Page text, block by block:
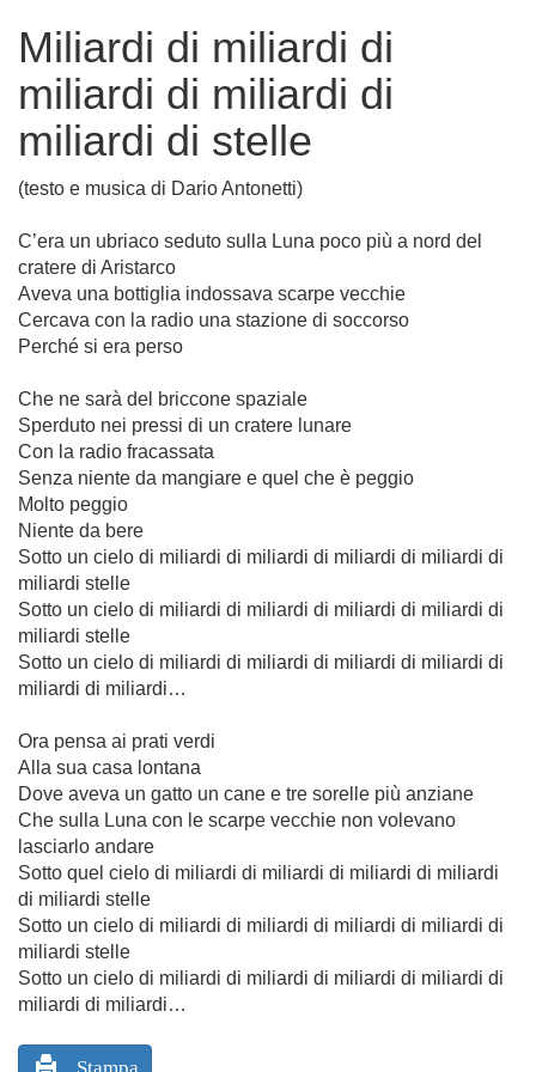
Miliardi di miliardi di
miliardi di miliardi di
miliardi di stelle
(testo e musica di Dario Antonetti)
C’era un ubriaco seduto sulla Luna poco più a nord del
cratere di Aristarco
Aveva una bottiglia indossava scarpe vecchie
Cercava con la radio una stazione di soccorso
Perché si era perso
Che ne sarà del briccone spaziale
Sperduto nei pressi di un cratere lunare
Con la radio fracassata
Senza niente da mangiare e quel che è peggio
Molto peggio
Niente da bere
Sotto un cielo di miliardi di miliardi di miliardi di miliardi di
miliardi stelle
Sotto un cielo di miliardi di miliardi di miliardi di miliardi di
miliardi stelle
Sotto un cielo di miliardi di miliardi di miliardi di miliardi di
miliardi di miliardi…
Ora pensa ai prati verdi
Alla sua casa lontana
Dove aveva un gatto un cane e tre sorelle più anziane
Che sulla Luna con le scarpe vecchie non volevano
lasciarlo andare
Sotto quel cielo di miliardi di miliardi di miliardi di miliardi
di miliardi stelle
Sotto un cielo di miliardi di miliardi di miliardi di miliardi di
miliardi stelle
Sotto un cielo di miliardi di miliardi di miliardi di miliardi di
miliardi di miliardi…
Stampa